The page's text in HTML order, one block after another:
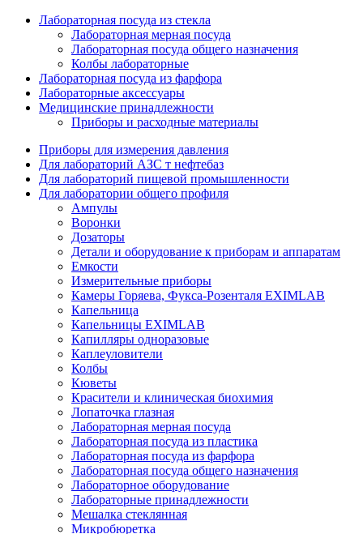
Лабораторная посуда из стекла
Лабораторная мерная посуда
Лабораторная посуда общего назначения
Колбы лабораторные
Лабораторная посуда из фарфора
Лабораторные аксессуары
Медицинские принадлежности
Приборы и расходные материалы
Приборы для измерения давления
Для лабораторий АЗС т нефтебаз
Для лабораторий пищевой промышленности
Для лаборатории общего профиля
Ампулы
Воронки
Дозаторы
Детали и оборудование к приборам и аппаратам
Емкости
Измерительные приборы
Камеры Горяева, Фукса-Розенталя EXIMLAB
Капельница
Капельницы EXIMLAB
Капилляры одноразовые
Каплеуловители
Колбы
Кюветы
Красители и клиническая биохимия
Лопаточка глазная
Лабораторная мерная посуда
Лабораторная посуда из пластика
Лабораторная посуда из фарфора
Лабораторная посуда общего назначения
Лабораторное оборудование
Лабораторные принадлежности
Мешалка стеклянная
Микробюретка